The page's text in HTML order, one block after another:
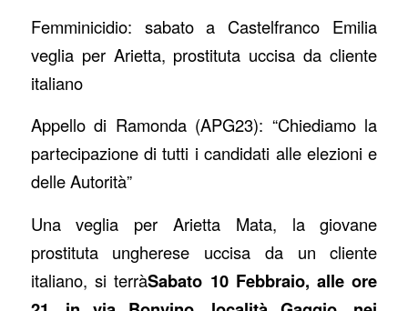
Femminicidio: sabato a Castelfranco Emilia
veglia per Arietta, prostituta uccisa da cliente
italiano
Appello di Ramonda (APG23): “Chiediamo la
partecipazione di tutti i candidati alle elezioni e
delle Autorità”
Una veglia per Arietta Mata, la giovane
prostituta ungherese uccisa da un cliente
italiano, si terràSabato 10 Febbraio, alle ore